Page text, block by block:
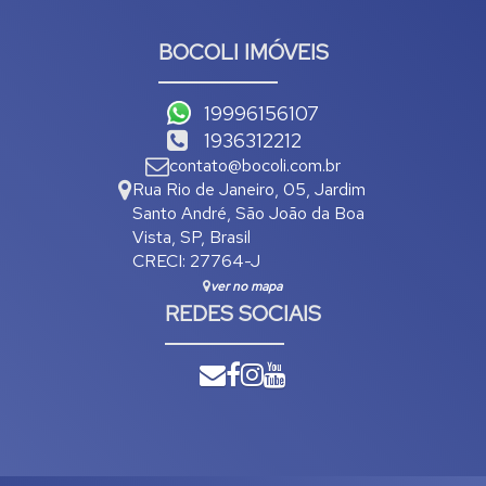
BOCOLI IMÓVEIS
19996156107
1936312212
contato@bocoli.com.br
Rua Rio de Janeiro, 05, Jardim
Santo André, São João da Boa
Vista, SP, Brasil
CRECI: 27764-J
ver no mapa
REDES SOCIAIS